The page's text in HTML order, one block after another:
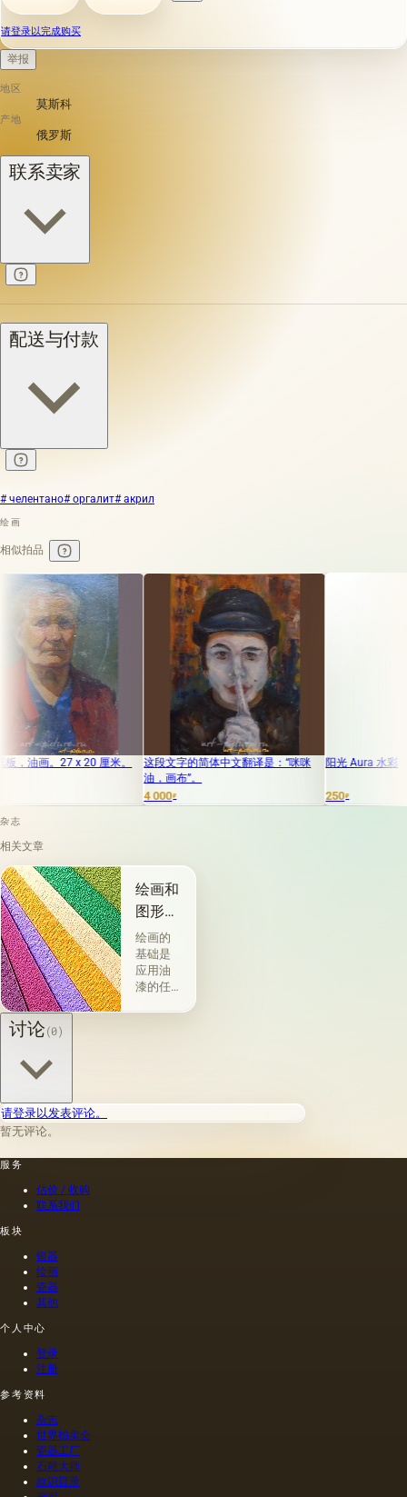
请登录以完成购买
举报
地区
莫斯科
产地
俄罗斯
联系卖家
配送与付款
# челентано# оргалит# акрил
绘画
相似拍品
画。27 x 20 厘米。
这段文字的简体中文翻译是：“咪咪
油，画布”。
₽
阳光 Aura 水彩
杂志
相关文章
绘画和
图形材
料
绘画的
基础是
应用油
漆的任
织物，
讨论(0)
请登录以发表评论。
暂无评论。
服务
估价 / 收购
联系我们
板块
银器
绘画
瓷器
其他
个人中心
登录
注册
参考资料
杂志
世界拍卖会
瓷器工厂
石雕大师
款识目录